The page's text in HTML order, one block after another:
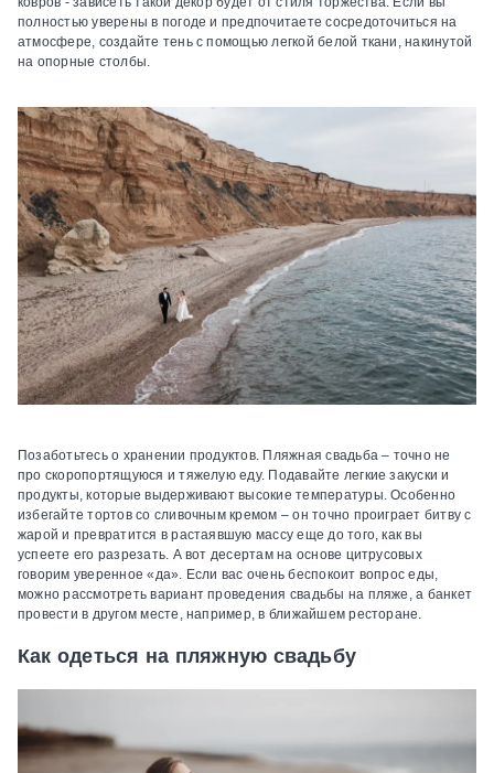
полностью уверены в погоде и предпочитаете сосредоточиться на
атмосфере, создайте тень с помощью легкой белой ткани, накинутой
на опорные столбы.
Позаботьтесь о хранении продуктов. Пляжная свадьба – точно не
про скоропортящуюся и тяжелую еду. Подавайте легкие закуски и
продукты, которые выдерживают высокие температуры. Особенно
избегайте тортов со сливочным кремом – он точно проиграет битву с
жарой и превратится в растаявшую массу еще до того, как вы
успеете его разрезать. А вот десертам на основе цитрусовых
говорим уверенное «да». Если вас очень беспокоит вопрос еды,
можно рассмотреть вариант проведения свадьбы на пляже, а банкет
провести в другом месте, например, в ближайшем ресторане.
Как одеться на пляжную свадьбу